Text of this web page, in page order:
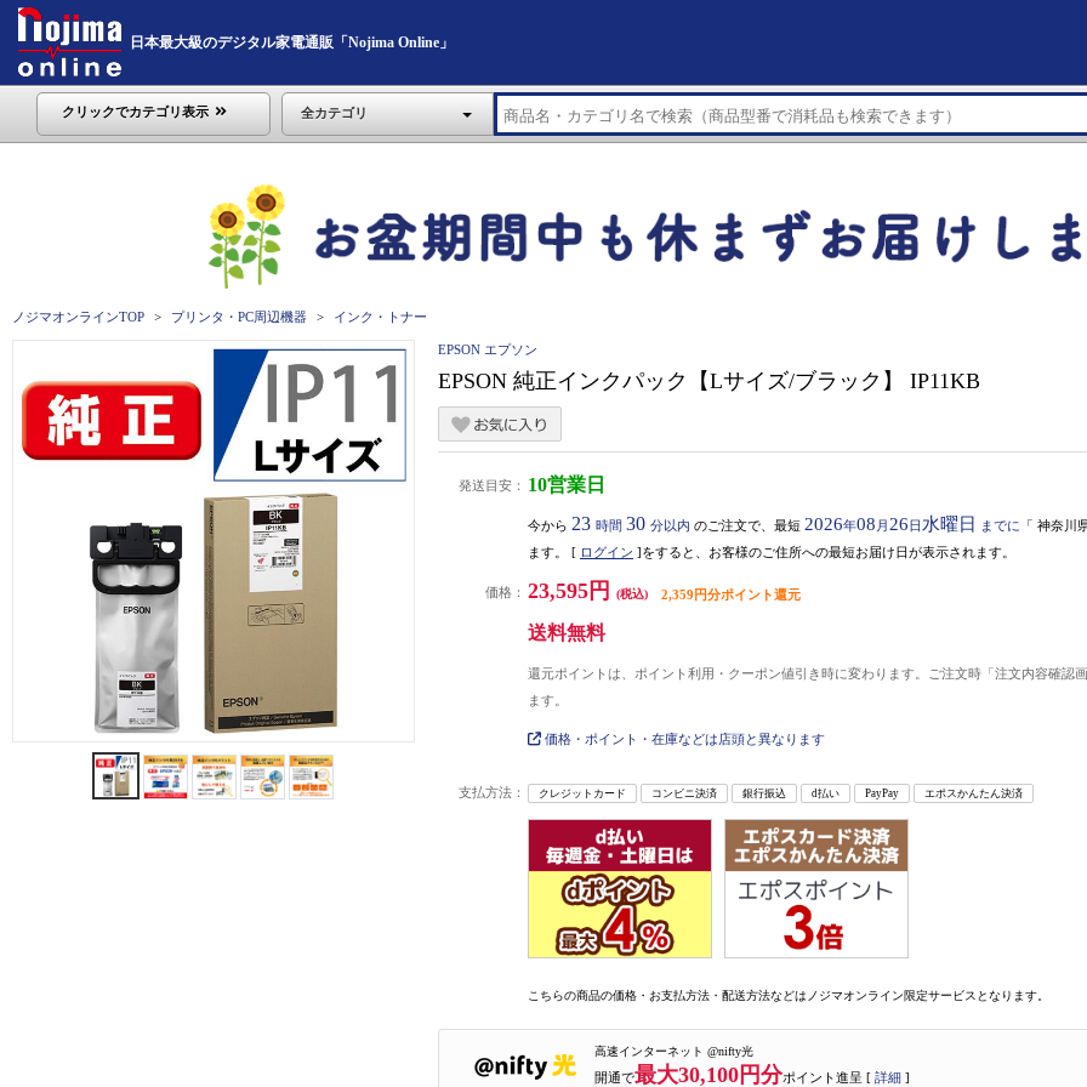
日本最大級のデジタル家電通販「Nojima Online」
クリックでカテゴリ表示 全カテゴリ
ノジマオンラインTOP プリンタ・PC周辺機器 インク・トナー
EPSON エプソン
EPSON 純正インクパック【Lサイズ/ブラック】 IP11KB
発送目安： 10営業日
今から 23 時間 30 分以内 のご注文で、最短 2026年08 月 26日 水曜日 までに 「 神奈川
ます。 [ ログイン ]をすると、お客様のご住所への最短お届け日が表示されます。
価格： 23,595円 (税込) 2,359円分ポイント還元
送料無料
還元ポイントは、ポイント利用・クーポン値引き時に変わります。ご注文時「注文内容確認
ます。
価格・ポイント・在庫などは店頭と異なります
支払方法： クレジットカード コンビニ決済 銀行振込 d払い PayPay エポスかんたん決済
こちらの商品の価格・お支払方法・配送方法などはノジマオンライン限定サービスとなります。
高速インターネット @nifty光
開通で最大30,100円分ポイント進呈 [ 詳細 ]